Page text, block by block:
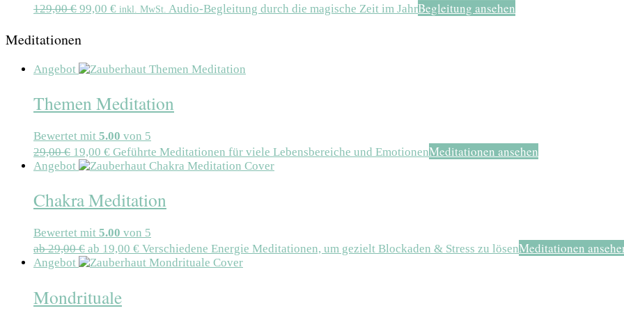
129,00€ 99,00 € inkl. MwSt. Audio-Begleitung durch die magische Zeit im JahrBegleitung ansehen
Meditationen
Angebot
Themen Meditation
Bewertet mit 5.00 von 5
29,00€ 19,00 € Geführte Meditationen für viele Lebensbereiche und EmotionenMeditationen ansehen
Angebot
Chakra Meditation
Bewertet mit 5.00 von 5
ab29,00€ ab 19,00 € Verschiedene Energie Meditationen, um gezielt Blockaden & Stress zu lösenMeditationen
Angebot
Mondrituale